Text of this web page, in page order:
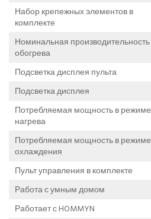
Набор крепежных элементов в
комплекте
Номинальная производительность
обогрева
Подсветка дисплея пульта
Подсветка дисплея
Потребляемая мощность в режиме
нагрева
Потребляемая мощность в режиме
охлаждения
Пульт управления в комплекте
Работа с умным домом
Работает с HOMMYN